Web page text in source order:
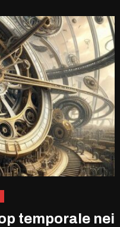
temporale nei